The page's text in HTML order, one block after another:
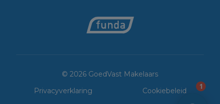
© 2026 GoedVast Makelaars
Privacyverklaring
Cookiebeleid
1